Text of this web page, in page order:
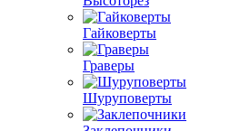
Гайковерты
Граверы
Шуруповерты